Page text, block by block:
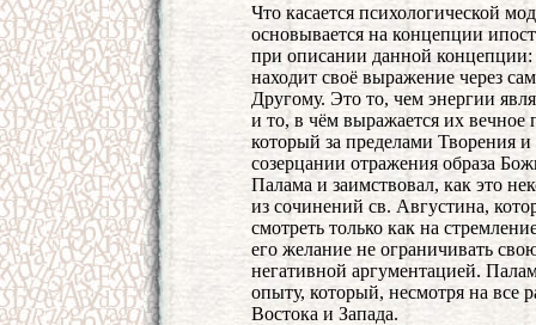
Что касается психологической
основывается на концепции
при описании данной концепции:
находит своё выражение через
Другому. Это то, чем энергии
и то, в чём выражается их
который за пределами Творения
созерцании отражения образа
Палама и заимствовал, как это
из сочинений св. Августина,
смотреть только как на
его желание не ограничивать
негативной аргументацией.
опыту, который, несмотря на все
Востока и Запада.